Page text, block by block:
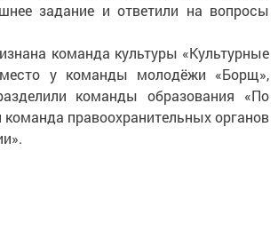
задание и ответили на вопросы
команда культуры «Культурные
у команды молодёжи «Борщ»,
команды образования «По
команда правоохранительных органов